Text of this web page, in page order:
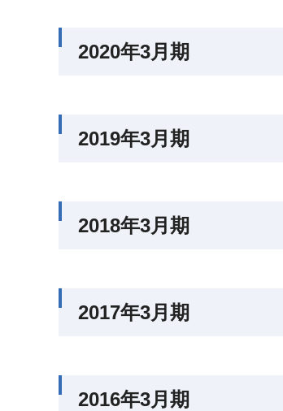
2020年3月期
2019年3月期
2018年3月期
2017年3月期
2016年3月期